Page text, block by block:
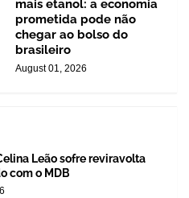
mais etanol: a economia
prometida pode não
chegar ao bolso do
brasileiro
August 01, 2026
Leão sofre reviravolta
com o MDB